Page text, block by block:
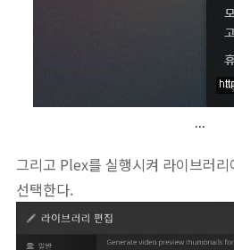
...
그리고 Plex를 실행시켜 라이브러리
선택한다.